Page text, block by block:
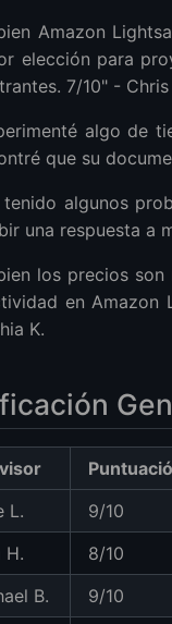
Amazon
elección para
7/10" - Chris
algo de
que su
tenido algunos
una respuesta a
los precios
en Amazon
K.
L.
9/10
H.
8/10
B.
9/10